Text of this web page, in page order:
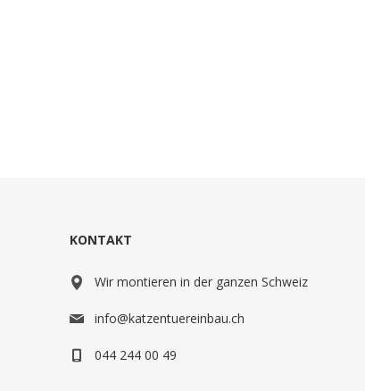
KONTAKT
Wir montieren in der ganzen Schweiz
info@katzentuereinbau.ch
044 244 00 49